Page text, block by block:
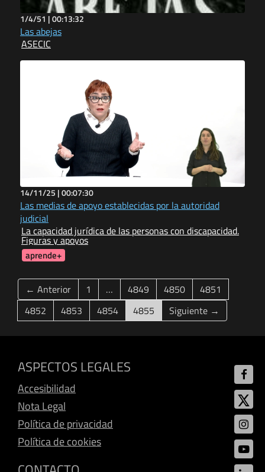
1/4/51 |00:13:32
Las abejas
ASECIC
14/11/25 |00:07:30
Las medias de apoyo establecidas por la autoridad
judicial
La capacidad jurídica de las personas con discapacidad.
Figuras y apoyos
aprende+
← Anterior 1 … 4849 4850
4851
4852
4853 4854 4855 (current)
Siguiente →
ASPECTOS LEGALES
Accesibilidad
Nota Legal
Política de privacidad
Política de cookies